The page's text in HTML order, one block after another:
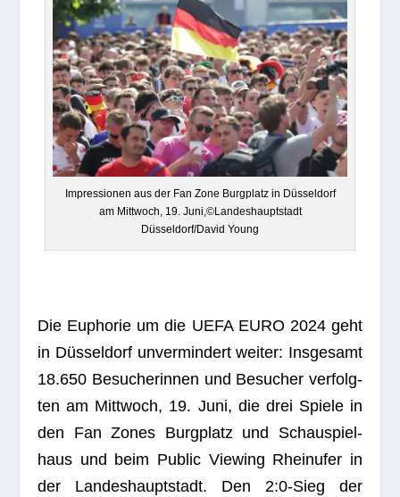
Impres­sio­nen aus der Fan Zone Burg­platz in Düs­sel­dorf
am Mitt­woch, 19. Juni,©Landeshauptstadt
Düsseldorf/David Young
Die Eupho­rie um die UEFA EURO 2024 geht
in Düs­sel­dorf unver­min­dert wei­ter: Ins­ge­samt
18.650 Besu­che­rin­nen und Besu­cher ver­folg­
ten am Mitt­woch, 19. Juni, die drei Spiele in
den Fan Zones Burg­platz und Schau­spiel­
haus und beim Public Vie­w­ing Rhein­ufer in
der Lan­des­haupt­stadt. Den 2:0‑Sieg der